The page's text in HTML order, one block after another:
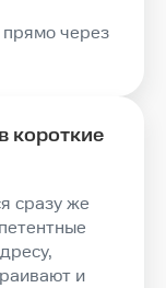
прямо через
короткие
сразу же
и